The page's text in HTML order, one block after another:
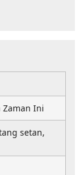
Zaman Ini
setan,